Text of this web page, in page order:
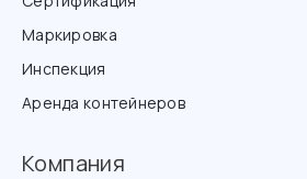
Маркировка
Инспекция
Аренда контейнеров
Компания